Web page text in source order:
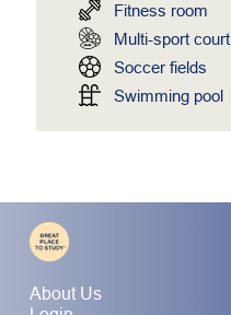
Fitness room
Multi-sport court
Soccer fields
Swimming pool
About Us